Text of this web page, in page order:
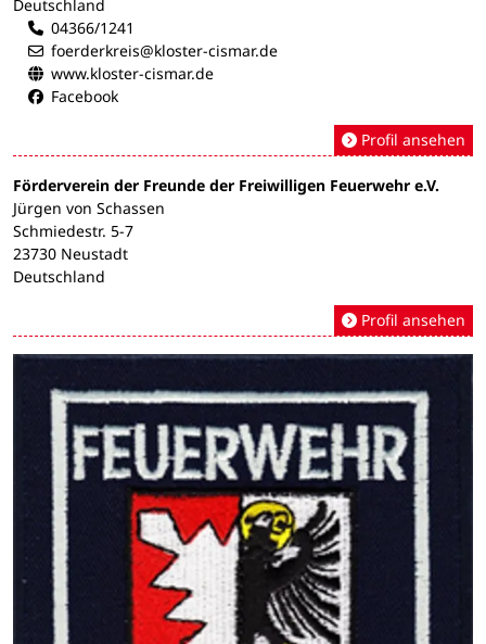
Deutschland
04366/1241
foerderkreis@kloster-cismar.de
www.kloster-cismar.de
Facebook
Profil ansehen
Förderverein der Freunde der Freiwilligen Feuerwehr e.V.
Jürgen von Schassen
Schmiedestr. 5-7
23730 Neustadt
Deutschland
Profil ansehen